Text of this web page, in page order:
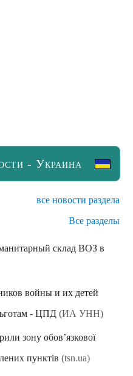
- Украина
все новости раздела
Все разделы
склад ВОЗ в
войны и их детей
- ЦПД (ИА УНН)
зону обов’язкової
пунктів (tsn.ua)